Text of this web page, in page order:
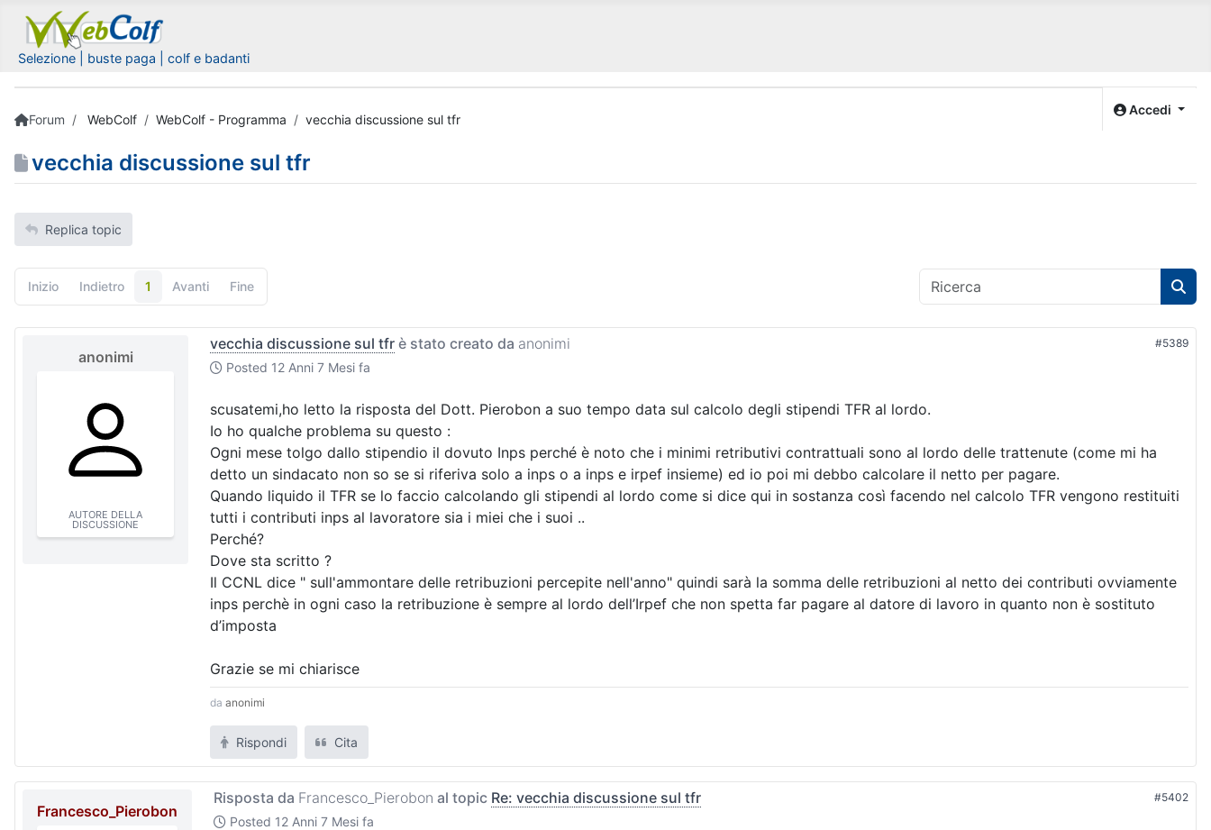
Selezione | buste paga | colf e badanti
Accedi
Forum WebColf WebColf - Programma vecchia discussione sul tfr
vecchia discussione sul tfr
Replica topic
Inizio Indietro 1 Avanti Fine
anonimi
AUTORE DELLA
DISCUSSIONE
vecchia discussione sul tfr è stato creato da anonimi
Posted 12 Anni 7 Mesi fa
#5389
scusatemi,ho letto la risposta del Dott. Pierobon a suo tempo data sul calcolo degli stipendi TFR al lordo.
Io ho qualche problema su questo :
Ogni mese tolgo dallo stipendio il dovuto Inps perché è noto che i minimi retributivi contrattuali sono al lordo delle trattenute (come mi ha
detto un sindacato non so se si riferiva solo a inps o a inps e irpef insieme) ed io poi mi debbo calcolare il netto per pagare.
Quando liquido il TFR se lo faccio calcolando gli stipendi al lordo come si dice qui in sostanza così facendo nel calcolo TFR vengono restituiti
tutti i contributi inps al lavoratore sia i miei che i suoi ..
Perché?
Dove sta scritto ?
Il CCNL dice " sull'ammontare delle retribuzioni percepite nell'anno" quindi sarà la somma delle retribuzioni al netto dei contributi ovviamente
inps perchè in ogni caso la retribuzione è sempre al lordo dell’Irpef che non spetta far pagare al datore di lavoro in quanto non è sostituto
d’imposta
Grazie se mi chiarisce
da anonimi
Rispondi Cita
Francesco_Pierobon
Risposta da Francesco_Pierobon al topic Re: vecchia discussione sul tfr
Posted 12 Anni 7 Mesi fa
#5402